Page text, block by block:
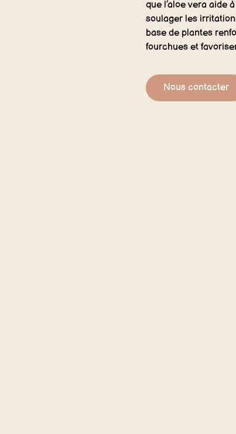
que l’aloe vera aide
soulager les
base de plantes
fourchues et
Nous contacter